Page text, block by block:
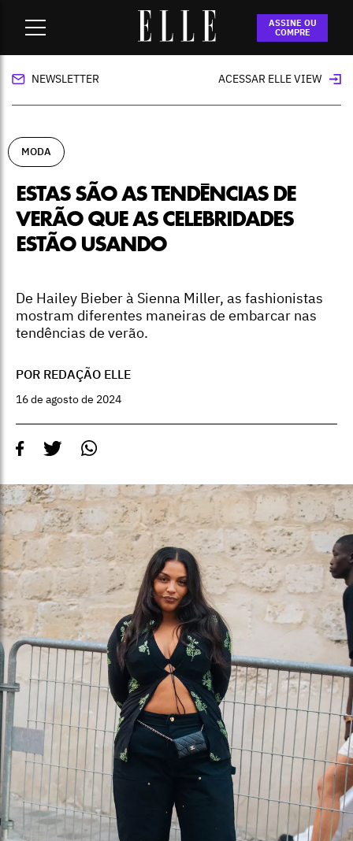
ASSINE OU
COMPRE
Estas são as tendências de verão que as
celebridades estão usando
NEWSLETTER ACESSAR ELLE VIEW
MODA
ESTAS SÃO AS TENDÊNCIAS DE
VERÃO QUE AS CELEBRIDADES
ESTÃO USANDO
De Hailey Bieber à Sienna Miller, as fashionistas
mostram diferentes maneiras de embarcar nas
tendências de verão.
POR REDAÇÃO ELLE
16 de agosto de 2024